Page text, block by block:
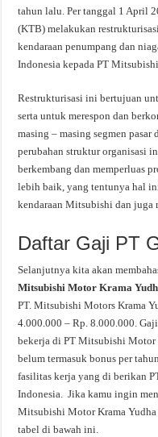
tahun lalu. Per tanggal 1 April
(KTB) melakukan
kendaraan penumpang dan
Indonesia kepada PT
Restrukturisasi ini bertujuan
serta untuk merespon dan
masing – masing segmen
perubahan struktur organisasi
berkembang dan memperluas
lebih baik, yang tentunya hal
kendaraan Mitsubishi dan juga
Daftar Gaji PT
Selanjutnya kita akan
Mitsubishi Motor Krama
PT. Mitsubishi Motors Krama
4.000.000 – Rp. 8.000.000.
bekerja di PT Mitsubishi Motor
belum termasuk bonus per
fasilitas kerja yang di berikan
Indonesia. Jika kamu ingin
Mitsubishi Motor Krama
tabel di bawah ini.